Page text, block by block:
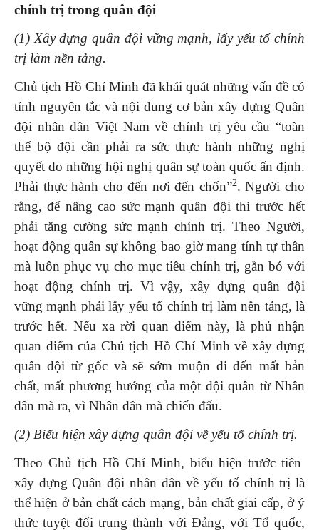
chính trị trong quân đội
(1) Xây dựng quân đội vững mạnh, lấy yếu tố chính
trị làm nền tảng.
Chủ tịch Hồ Chí Minh đã khái quát những vấn đề có
tính nguyên tắc và nội dung cơ bản xây dựng Quân
đội nhân dân Việt Nam về chính trị yêu cầu “toàn
thể bộ đội cần phải ra sức thực hành những nghị
quyết do những hội nghị quân sự toàn quốc ấn định.
Phải thực hành cho đến nơi đến chốn”2. Người cho
rằng, để nâng cao sức mạnh quân đội thì trước hết
phải tăng cường sức mạnh chính trị. Theo Người,
hoạt động quân sự không bao giờ mang tính tự thân
mà luôn phục vụ cho mục tiêu chính trị, gắn bó với
hoạt động chính trị. Vì vậy, xây dựng quân đội
vững mạnh phải lấy yếu tố chính trị làm nền tảng, là
trước hết. Nếu xa rời quan điểm này, là phủ nhận
quan điểm của Chủ tịch Hồ Chí Minh về xây dựng
quân đội từ gốc và sẽ sớm muộn đi đến mất bản
chất, mất phương hướng của một đội quân từ Nhân
dân mà ra, vì Nhân dân mà chiến đấu.
(2) Biểu hiện xây dựng quân đội về yếu tố chính trị.
Theo Chủ tịch Hồ Chí Minh, biểu hiện trước tiên
xây dựng Quân đội nhân dân về yếu tố chính trị là
thể hiện ở bản chất cách mạng, bản chất giai cấp, ở ý
thức tuyệt đối trung thành với Đảng, với Tổ quốc,